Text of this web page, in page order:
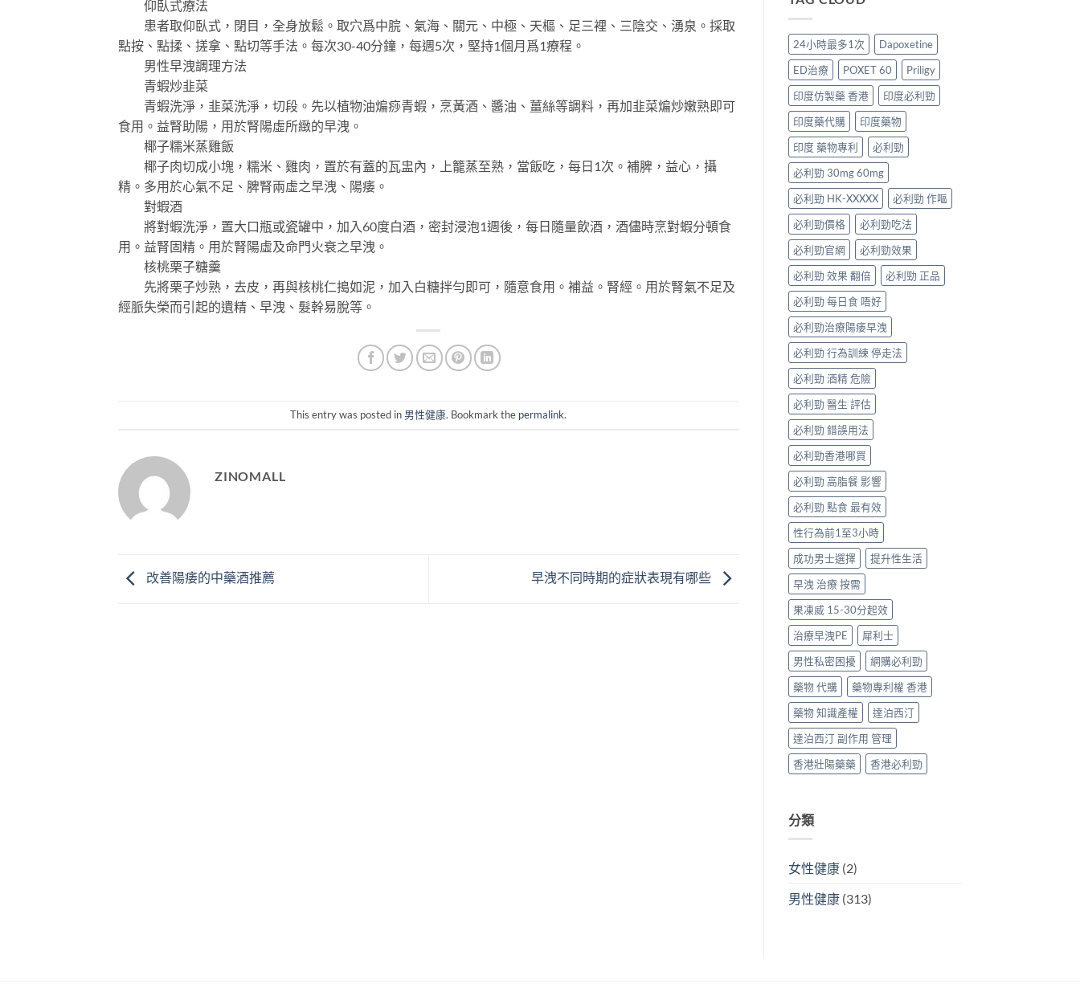
仰臥式療法
患者取仰臥式，閉目，全身放鬆。取穴爲中脘、氣海、關元、中極、天樞、足三裡、三陰交、湧泉。採取
點按、點揉、搓拿、點切等手法。每次30-40分鐘，每週5次，堅持1個月爲1療程。
男性早洩調理方法
青蝦炒韭菜
青蝦洗淨，韭菜洗淨，切段。先以植物油煸痧青蝦，烹黃酒、醬油、薑絲等調料，再加韭菜煸炒嫩熟即可
食用。益腎助陽，用於腎陽虛所緻的早洩。
椰子糯米蒸雞飯
椰子肉切成小塊，糯米、雞肉，置於有蓋的瓦盅內，上籠蒸至熟，當飯吃，每日1次。補脾，益心，攝
精。多用於心氣不足、脾腎兩虛之早洩、陽痿。
對蝦酒
將對蝦洗淨，置大口瓶或瓷罐中，加入60度白酒，密封浸泡1週後，每日隨量飲酒，酒儘時烹對蝦分頓食
用。益腎固精。用於腎陽虛及命門火衰之早洩。
核桃栗子糖羹
先將栗子炒熟，去皮，再與核桃仁搗如泥，加入白糖拌勻即可，隨意食用。補益。腎經。用於腎氣不足及
經脈失榮而引起的遺精、早洩、髮幹易脫等。
This entry was posted in 男性健康. Bookmark the permalink.
ZINOMALL
改善陽痿的中藥酒推薦 早洩不同時期的症狀表現有哪些
險
安
全
指
南〉
中
時
決
勃
起
能
障
礙
與
早
洩〉
中
解
「劑
量
尷
尬」
的
三
種
解
法
與
替
代
方
案〉
中
完
整
解
析：
雙
效
果
凍
威、
西
地
那
非
＋
達
泊
西
汀
一
次
搞
掂
ED
＋
PE〉
中
24小時最多1次
Dapoxetine
ED治療
POXET 60
Priligy
印度仿製藥 香港
印度必利勁
印度藥代購
印度藥物
印度 藥物專利
必利勁
必利勁 30mg 60mg
必利勁 HK-XXXXX
必利勁 作嘔
必利勁價格
必利勁吃法
必利勁官網
必利勁效果
必利勁 效果 翻倍
必利勁 正品
必利勁 每日食 唔好
必利勁治療陽痿早洩
必利勁 行為訓練 停走法
必利勁 酒精 危險
必利勁 醫生 評估
必利勁 錯誤用法
必利勁香港哪買
必利勁 高脂餐 影響
必利勁 點食 最有效
性行為前1至3小時
成功男士選擇
提升性生活
早洩 治療 按需
果凍威 15-30分起效
治療早洩PE
犀利士
男性私密困擾
網購必利勁
藥物 代購
藥物專利權 香港
藥物 知識產權
達泊西汀
達泊西汀 副作用 管理
香港壯陽藥藥
香港必利勁
分類
女性健康(2)
男性健康(313)